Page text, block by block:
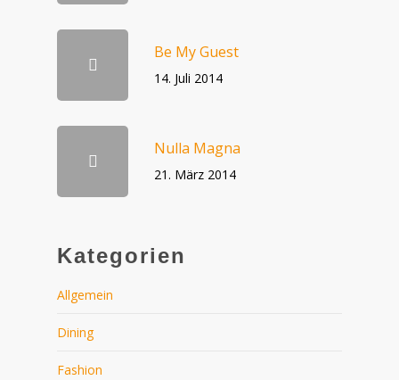
Be My Guest
14. Juli 2014
Nulla Magna
21. März 2014
Kategorien
Allgemein
Dining
Fashion